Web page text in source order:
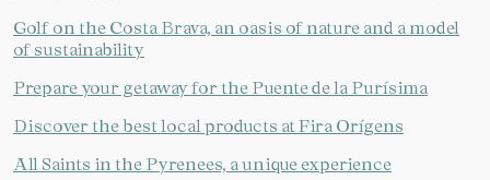
Golf on the Costa Brava, an oasis of nature and a model
of sustainability
Prepare your getaway for the Puente de la Purísima
Discover the best local products at Fira Orígens
All Saints in the Pyrenees, a unique experience